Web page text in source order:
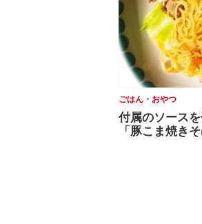
ごはん・おやつ
付属のソース
「豚こま焼き